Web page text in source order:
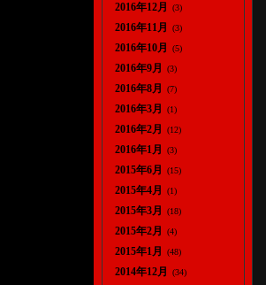
2016年12月 (3)
2016年11月 (3)
2016年10月 (5)
2016年9月 (3)
2016年8月 (7)
2016年3月 (1)
2016年2月 (12)
2016年1月 (3)
2015年6月 (15)
2015年4月 (1)
2015年3月 (18)
2015年2月 (4)
2015年1月 (48)
2014年12月 (34)